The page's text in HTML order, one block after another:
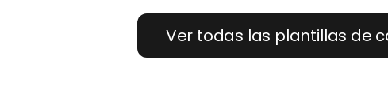
Ver todas las plantillas de